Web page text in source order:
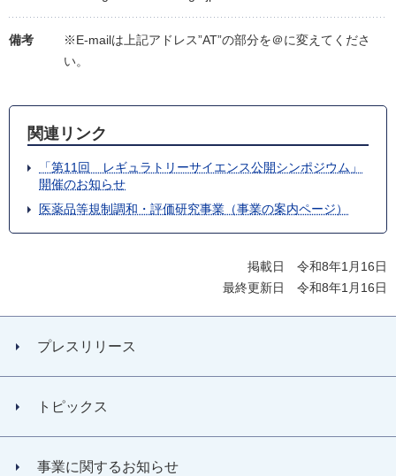
備考
※E-mailは上記アドレス”AT”の部分を＠に変えてくださ
い。
関連リンク
「第11回 レギュラトリーサイエンス公開シンポジウム」
開催のお知らせ
医薬品等規制調和・評価研究事業（事業の案内ページ）
掲載日 令和8年1月16日
最終更新日 令和8年1月16日
プレスリリース
トピックス
事業に関するお知らせ